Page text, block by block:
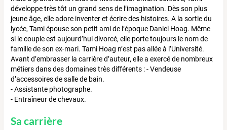
développe très tôt un grand sens de l’imagination. Dès son plus
jeune âge, elle adore inventer et écrire des histoires. A la sortie du
lycée, Tami épouse son petit ami de l’époque Daniel Hoag. Même
si le couple est aujourd’hui divorcé, elle porte toujours le nom de
famille de son ex-mari. Tami Hoag n’est pas allée à l’Université.
Avant d’embrasser la carrière d’auteur, elle a exercé de nombreux
métiers dans des domaines très différents : - Vendeuse
d’accessoires de salle de bain.
- Assistante photographe.
- Entraîneur de chevaux.
Sa carrière